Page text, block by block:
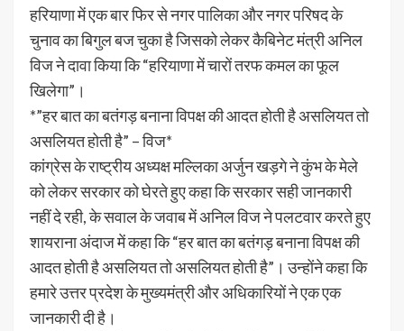
हरियाणा में एक बार फिर से नगर पालिका और नगर परिषद के
चुनाव का बिगुल बज चुका है जिसको लेकर कैबिनेट मंत्री अनिल
विज ने दावा किया कि “हरियाणा में चारों तरफ कमल का फूल
खिलेगा”।
*”हर बात का बतंगड़ बनाना विपक्ष की आदत होती है असलियत तो
असलियत होती है” – विज*
कांग्रेस के राष्ट्रीय अध्यक्ष मल्लिका अर्जुन खड़गे ने कुंभ के मेले
को लेकर सरकार को घेरते हुए कहा कि सरकार सही जानकारी
नहीं दे रही, के सवाल के जवाब में अनिल विज ने पलटवार करते हुए
शायराना अंदाज में कहा कि “हर बात का बतंगड़ बनाना विपक्ष की
आदत होती है असलियत तो असलियत होती है”। उन्होंने कहा कि
हमारे उत्तर प्रदेश के मुख्यमंत्री और अधिकारियों ने एक एक
जानकारी दी है।